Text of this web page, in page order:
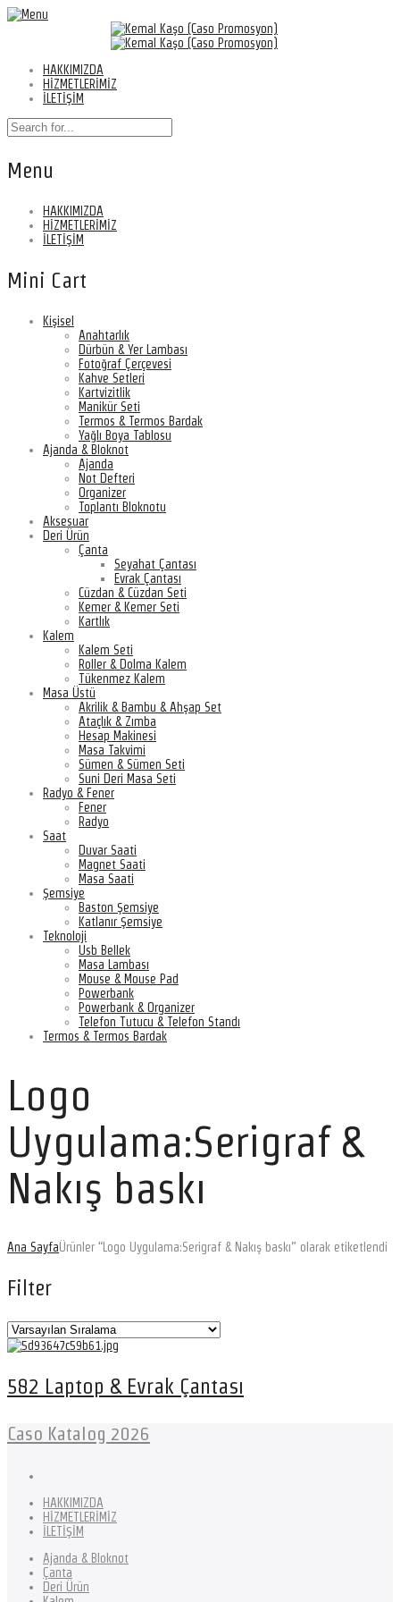
HAKKIMIZDA
HİZMETLERİMİZ
İLETİŞİM
Menu
HAKKIMIZDA
HİZMETLERİMİZ
İLETİŞİM
Mini Cart
Kişisel
Anahtarlık
Dürbün & Yer Lambası
Fotoğraf Çerçevesi
Kahve Setleri
Kartvizitlik
Manikür Seti
Termos & Termos Bardak
Yağlı Boya Tablosu
Ajanda & Bloknot
Ajanda
Not Defteri
Organizer
Toplantı Bloknotu
Aksesuar
Deri Ürün
Çanta
Seyahat Çantası
Evrak Çantası
Cüzdan & Cüzdan Seti
Kemer & Kemer Seti
Kartlık
Kalem
Kalem Seti
Roller & Dolma Kalem
Tükenmez Kalem
Masa Üstü
Akrilik & Bambu & Ahşap Set
Ataçlık & Zımba
Hesap Makinesi
Masa Takvimi
Sümen & Sümen Seti
Suni Deri Masa Seti
Radyo & Fener
Fener
Radyo
Saat
Duvar Saati
Magnet Saati
Masa Saati
Şemsiye
Baston Şemsiye
Katlanır Şemsiye
Teknoloji
Usb Bellek
Masa Lambası
Mouse & Mouse Pad
Powerbank
Powerbank & Organizer
Telefon Tutucu & Telefon Standı
Termos & Termos Bardak
Logo
Uygulama:Serigraf &
Nakış baskı
Ana SayfaÜrünler “Logo Uygulama:Serigraf & Nakış baskı” olarak etiketlendi
Filter
582 Laptop & Evrak Çantası
Caso Katalog 2026
HAKKIMIZDA
HİZMETLERİMİZ
İLETİŞİM
Ajanda & Bloknot
Çanta
Deri Ürün